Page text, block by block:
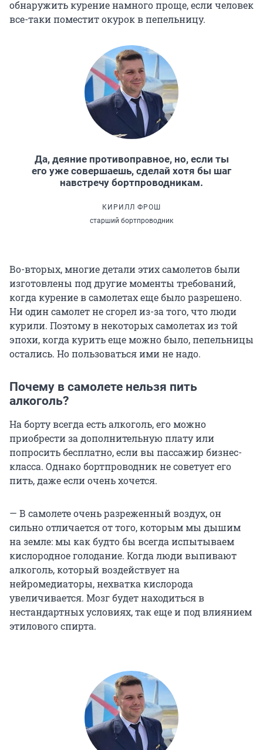
обнаружить курение намного проще, если человек
все-таки поместит окурок в пепельницу.
Да, деяние противоправное, но, если ты
его уже совершаешь, сделай хотя бы шаг
навстречу бортпроводникам.
КИРИЛЛ ФРОШ
старший бортпроводник
Во-вторых, многие детали этих самолетов были
изготовлены под другие моменты требований,
когда курение в самолетах еще было разрешено.
Ни один самолет не сгорел из-за того, что люди
курили. Поэтому в некоторых самолетах из той
эпохи, когда курить еще можно было, пепельницы
остались. Но пользоваться ими не надо.
Почему в самолете нельзя пить
алкоголь?
На борту всегда есть алкоголь, его можно
приобрести за дополнительную плату или
попросить бесплатно, если вы пассажир бизнес-
класса. Однако бортпроводник не советует его
пить, даже если очень хочется.
— В самолете очень разреженный воздух, он
сильно отличается от того, которым мы дышим
на земле: мы как будто бы всегда испытываем
кислородное голодание. Когда люди выпивают
алкоголь, который воздействует на
нейромедиаторы, нехватка кислорода
увеличивается. Мозг будет находиться в
нестандартных условиях, так еще и под влиянием
этилового спирта.